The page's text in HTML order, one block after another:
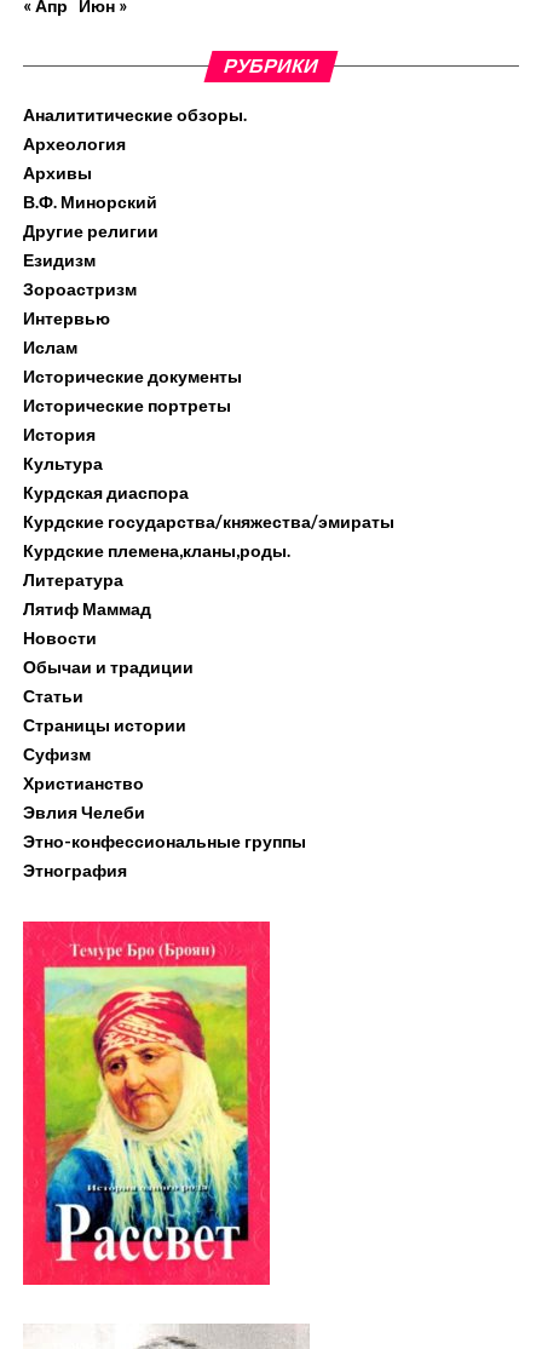
« Апр
Июн »
РУБРИКИ
Аналититические обзоры.
Археология
Архивы
В.Ф. Минорский
Другие религии
Езидизм
Зороастризм
Интервью
Ислам
Исторические документы
Исторические портреты
История
Культура
Курдская диаспора
Курдские государства/княжества/эмираты
Курдские племена,кланы,роды.
Литература
Лятиф Маммад
Новости
Обычаи и традиции
Статьи
Страницы истории
Суфизм
Христианство
Эвлия Челеби
Этно-конфессиональные группы
Этнография